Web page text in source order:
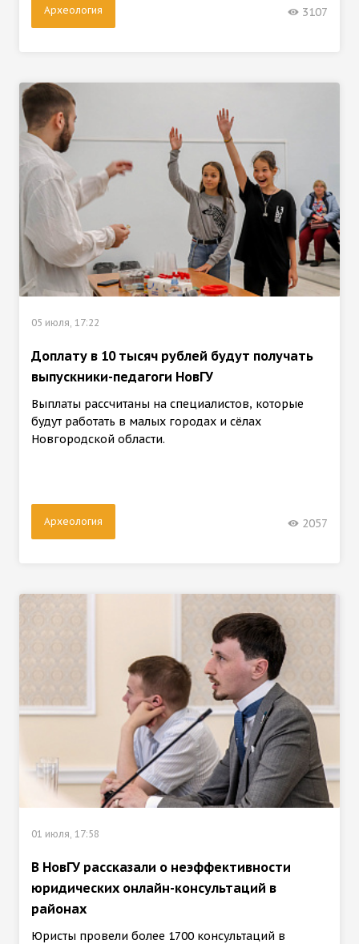
Археология 3107
05 июля, 17:22
Доплату в 10 тысяч рублей будут получать
выпускники-педагоги НовГУ
Выплаты рассчитаны на специалистов, которые
будут работать в малых городах и сёлах
Новгородской области.
Археология 2057
01 июля, 17:58
В НовГУ рассказали о неэффективности
юридических онлайн-консультаций в
районах
Юристы провели более 1700 консультаций в